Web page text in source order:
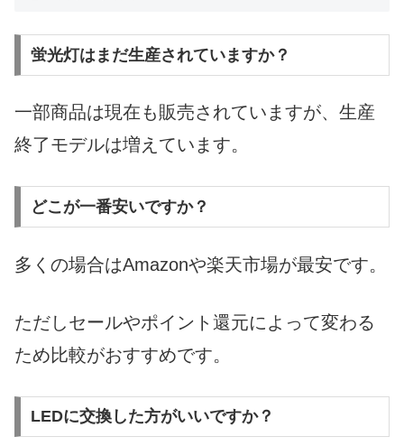
蛍光灯はまだ生産されていますか？
一部商品は現在も販売されていますが、生産
終了モデルは増えています。
どこが一番安いですか？
多くの場合はAmazonや楽天市場が最安です。
ただしセールやポイント還元によって変わる
ため比較がおすすめです。
LEDに交換した方がいいですか？